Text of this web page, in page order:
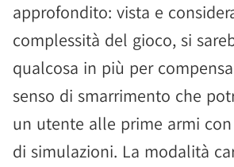
approfondito: vista e
complessità del gioco, si
qualcosa in più per
senso di smarrimento che
un utente alle prime armi
di simulazioni. La modalità